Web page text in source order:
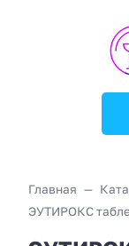
Главная
ЭУТИРОКС